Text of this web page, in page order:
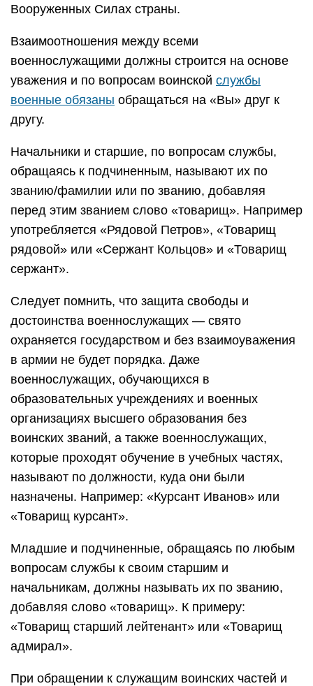
Вооруженных Силах страны.
Взаимоотношения между всеми
военнослужащими должны строится на основе
уважения и по вопросам воинской службы
военные обязаны обращаться на «Вы» друг к
другу.
Начальники и старшие, по вопросам службы,
обращаясь к подчиненным, называют их по
званию/фамилии или по званию, добавляя
перед этим званием слово «товарищ». Например
употребляется «Рядовой Петров», «Товарищ
рядовой» или «Сержант Кольцов» и «Товарищ
сержант».
Следует помнить, что защита свободы и
достоинства военнослужащих — свято
охраняется государством и без взаимоуважения
в армии не будет порядка. Даже
военнослужащих, обучающихся в
образовательных учреждениях и военных
организациях высшего образования без
воинских званий, а также военнослужащих,
которые проходят обучение в учебных частях,
называют по должности, куда они были
назначены. Например: «Курсант Иванов» или
«Товарищ курсант».
Младшие и подчиненные, обращаясь по любым
вопросам службы к своим старшим и
начальникам, должны называть их по званию,
добавляя слово «товарищ». К примеру:
«Товарищ старший лейтенант» или «Товарищ
адмирал».
При обращении к служащим воинских частей и